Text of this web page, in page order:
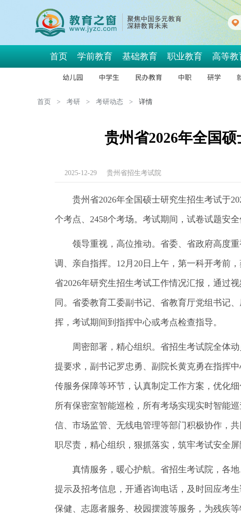
首页 学前教育 基础教育 职业教育 高等教
幼儿园 中学生 民办教育 中职 研学
首页 > 考研 > 考研动态 > 详情
贵州省2026年全国
2025-12-29 贵州省招生考试院
贵州省2026年全国硕士研究生招生考试于
个考点、2458个考场。考试期间，试卷试题安
领导重视，高位推动。省委、省政府高度
调、亲自指挥。12月20日上午，第一科开考前
省2026年研究生招生考试工作情况汇报，通过
同。省委教育工委副书记、省教育厅党组书记
挥，考试期间到指挥中心或考点检查指导。
周密部署，精心组织。省招生考试院全体
提要求，副书记罗忠勇、副院长黄克勇在指挥
传服务保障等环节，认真制定工作方案，优化
所有保密室智能巡检，所有考场实现实时智能
信、市场监管、无线电管理等部门积极协作，
职尽责，精心组织，狠抓落实，筑牢考试安全屏
真情服务，暖心护航。省招生考试院，各
提示及招考信息，开通咨询电话，及时回应考
保健、志愿者服务、校园摆渡等服务，为残疾